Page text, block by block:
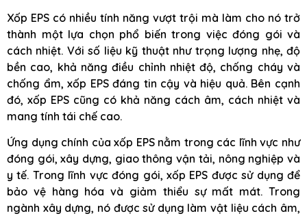
Xốp EPS có nhiều tính năng vượt trội mà làm cho nó trở
thành một lựa chọn phổ biến trong việc đóng gói và
cách nhiệt. Với số liệu kỹ thuật như trọng lượng nhẹ, độ
bền cao, khả năng điều chỉnh nhiệt độ, chống cháy và
chống ẩm, xốp EPS đáng tin cậy và hiệu quả. Bên cạnh
đó, xốp EPS cũng có khả năng cách âm, cách nhiệt và
mang tính tái chế cao.
Ứng dụng chính của xốp EPS nằm trong các lĩnh vực như
đóng gói, xây dựng, giao thông vận tải, nông nghiệp và
y tế. Trong lĩnh vực đóng gói, xốp EPS được sử dụng để
bảo vệ hàng hóa và giảm thiểu sự mất mát. Trong
ngành xây dựng, nó được sử dụng làm vật liệu cách âm,